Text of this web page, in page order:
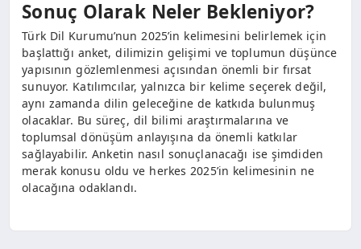
Sonuç Olarak Neler Bekleniyor?
Türk Dil Kurumu’nun 2025’in kelimesini belirlemek için
başlattığı anket, dilimizin gelişimi ve toplumun düşünce
yapısının gözlemlenmesi açısından önemli bir fırsat
sunuyor. Katılımcılar, yalnızca bir kelime seçerek değil,
aynı zamanda dilin geleceğine de katkıda bulunmuş
olacaklar. Bu süreç, dil bilimi araştırmalarına ve
toplumsal dönüşüm anlayışına da önemli katkılar
sağlayabilir. Anketin nasıl sonuçlanacağı ise şimdiden
merak konusu oldu ve herkes 2025’in kelimesinin ne
olacağına odaklandı.